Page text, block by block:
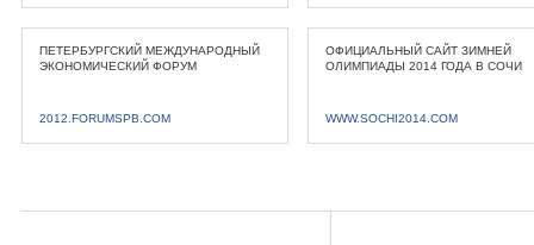
ПЕТЕРБУРГСКИЙ МЕЖДУНАРОДНЫЙ
ЭКОНОМИЧЕСКИЙ ФОРУМ
2012.FORUMSPB.COM
ОФИЦИАЛЬНЫЙ САЙТ ЗИМНЕЙ
ОЛИМПИАДЫ 2014 ГОДА В СОЧИ
WWW.SOCHI2014.COM